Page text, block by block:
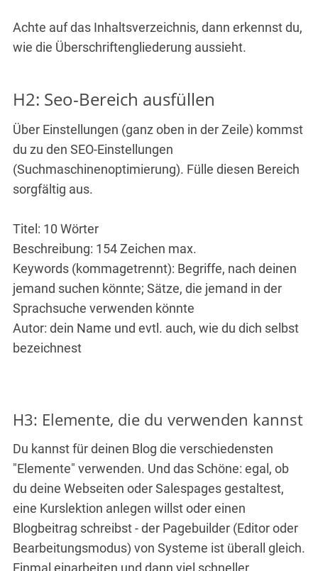
Achte auf das Inhaltsverzeichnis, dann erkennst du,
wie die Überschriftengliederung aussieht.
H2: Seo-Bereich ausfüllen
Über Einstellungen (ganz oben in der Zeile) kommst
du zu den SEO-Einstellungen
(Suchmaschinenoptimierung). Fülle diesen Bereich
sorgfältig aus.
Titel: 10 Wörter
Beschreibung: 154 Zeichen max.
Keywords (kommagetrennt): Begriffe, nach deinen
jemand suchen könnte; Sätze, die jemand in der
Sprachsuche verwenden könnte
Autor: dein Name und evtl. auch, wie du dich selbst
bezeichnest
H3: Elemente, die du verwenden kannst
Du kannst für deinen Blog die verschiedensten
"Elemente" verwenden. Und das Schöne: egal, ob
du deine Webseiten oder Salespages gestaltest,
eine Kurslektion anlegen willst oder einen
Blogbeitrag schreibst - der Pagebuilder (Editor oder
Bearbeitungsmodus) von Systeme ist überall gleich.
Einmal einarbeiten und dann viel schneller